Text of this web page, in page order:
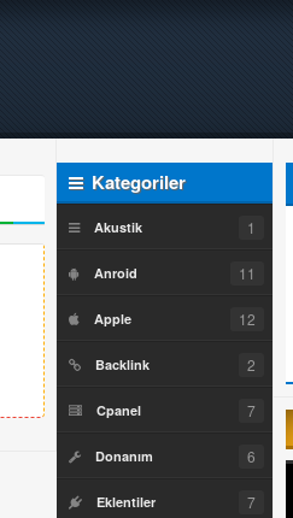
Kategoriler
Akustik 1
Anroid 11
Apple 12
Backlink 2
Cpanel 7
Donanım 6
Eklentiler 7